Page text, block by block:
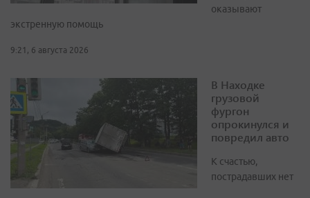
оказывают
экстренную помощь
9:21, 6 августа 2026
В Находке
грузовой
фургон
опрокинулся и
повредил авто
К счастью,
пострадавших нет